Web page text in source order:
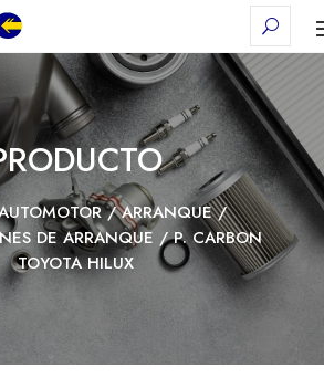
/ARRANQUE/
DE ARRANQUE / P. CARBON
TOYOTA HILUX